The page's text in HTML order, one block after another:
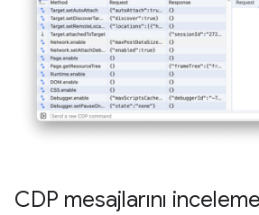
CDP mesajlarını inceleme